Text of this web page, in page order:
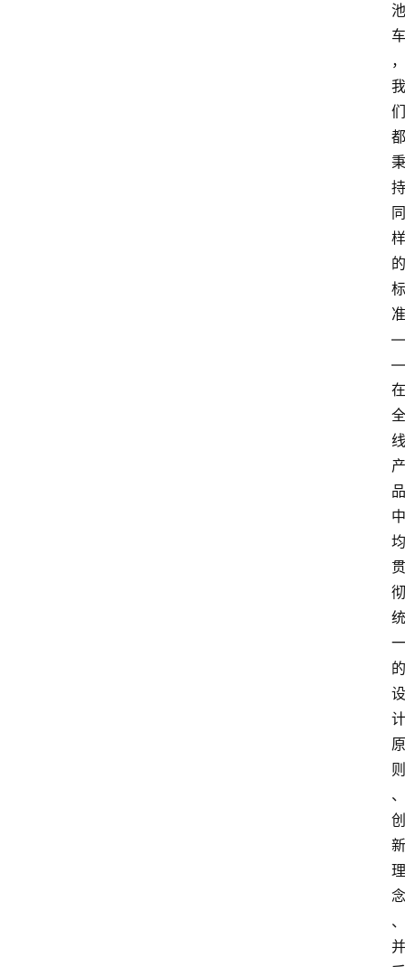
池
车
，
我
们
都
秉
持
同
样
的
标
准
—
—
在
全
线
产
品
中
均
贯
彻
统
一
的
设
计
原
则
、
创
新
理
念
、
并